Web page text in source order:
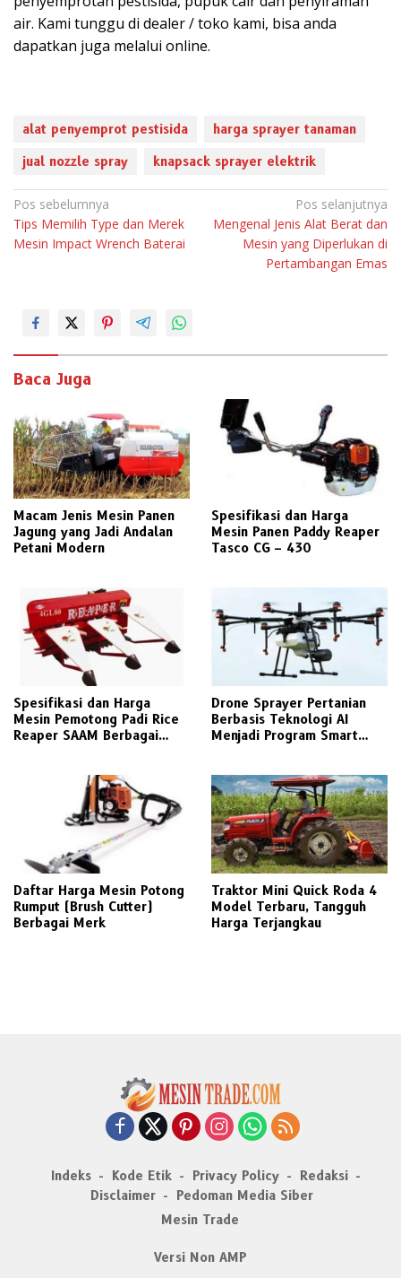
air. Kami tunggu di dealer / toko kami, bisa anda
dapatkan juga melalui online.
alat penyemprot pestisida
harga sprayer tanaman
jual nozzle spray
knapsack sprayer elektrik
N
a
v
s
i
o
s
Pos sebelumnya
Tips Memilih Type dan Merek
Mesin Impact Wrench Baterai
Pos selanjutnya
Mengenal Jenis Alat Berat dan
Mesin yang Diperlukan di
Pertambangan Emas
Baca Juga
Macam Jenis Mesin Panen
Jagung yang Jadi Andalan
Petani Modern
Spesifikasi dan Harga
Mesin Panen Paddy Reaper
Tasco CG – 430
Spesifikasi dan Harga
Mesin Pemotong Padi Rice
Reaper SAAM Berbagai
Drone Sprayer Pertanian
Berbasis Teknologi AI
Menjadi Program Smart
Daftar Harga Mesin Potong
Rumput (Brush Cutter)
Berbagai Merk
Traktor Mini Quick Roda 4
Model Terbaru, Tangguh
Harga Terjangkau
Indeks Kode Etik Privacy Policy
Redaksi
Disclaimer
Pedoman Media Siber
Mesin Trade
Versi Non AMP